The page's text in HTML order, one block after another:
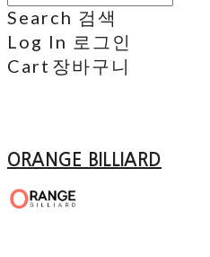
Search 검색
Log In 로그인
Cart 장바구니
ORANGE BILLIARD